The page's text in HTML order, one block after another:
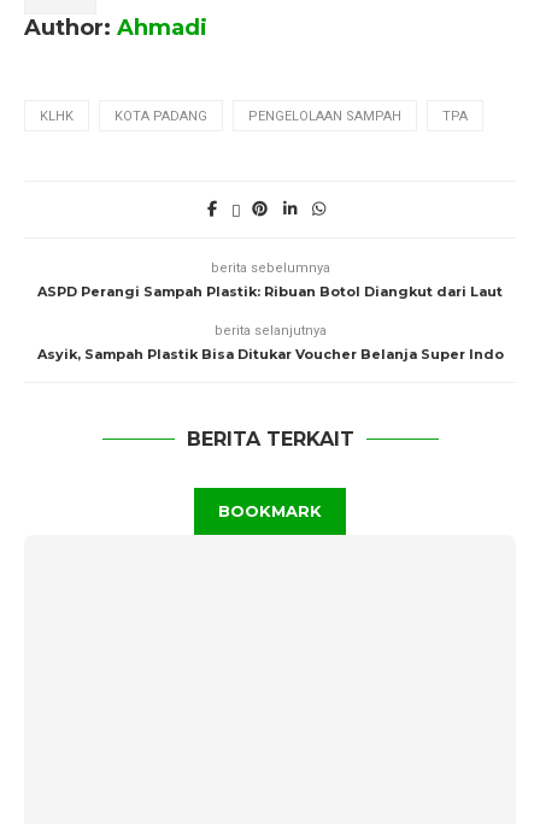
Author: Ahmadi
KLHK KOTA PADANG PENGELOLAAN SAMPAH TPA
berita sebelumnya
ASPD Perangi Sampah Plastik: Ribuan Botol Diangkut dari Laut
berita selanjutnya
Asyik, Sampah Plastik Bisa Ditukar Voucher Belanja Super Indo
BERITA TERKAIT
BOOKMARK